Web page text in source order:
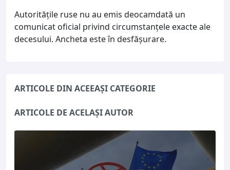
Autoritățile ruse nu au emis deocamdată un
comunicat oficial privind circumstanțele exacte ale
decesului. Ancheta este în desfășurare.
ARTICOLE DIN ACEEAȘI CATEGORIE
ARTICOLE DE ACELAȘI AUTOR